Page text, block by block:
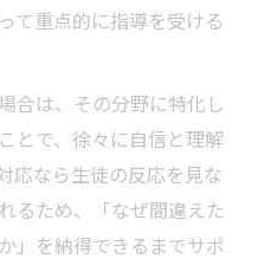
て重点的に指導を受ける
合は、その分野に特化し
とで、徐々に自信と理解
応なら生徒の反応を見な
るため、「なぜ間違えた
」を納得できるまでサポ